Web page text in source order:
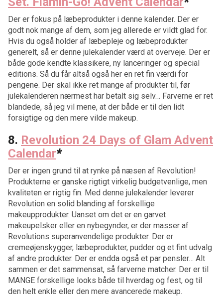
Der er fokus på læbeprodukter i denne kalender. Der er
godt nok mange af dem, som jeg allerede er vildt glad for.
Hvis du også holder af læbepleje og læbeprodukter
generelt, så er denne julekalender værd at overveje. Der er
både gode kendte klassikere, ny lanceringer og special
editions. Så du får altså også her en ret fin værdi for
pengene. Der skal ikke ret mange af produkter til, før
julekalenderen nærmest har betalt sig selv… Farverne er ret
blandede, så jeg vil mene, at der både er til den lidt
forsigtige og den mere vilde makeup.
8. Revolution 24 Days of Glam Advent
Calendar*
Der er ingen grund til at rynke på næsen af Revolution!
Produkterne er ganske rigtigt virkelig budgetvenlige, men
kvaliteten er rigtig fin. Med denne julekalender leverer
Revolution en solid blanding af forskellige
makeupprodukter. Uanset om det er en garvet
makeupelsker eller en nybegynder, er der masser af
Revolutions superanvendelige produkter. Der er
cremeøjenskygger, læbeprodukter, pudder og et fint udvalg
af andre produkter. Der er endda også et par pensler… Alt
sammen er det sammensat, så farverne matcher. Der er til
MANGE forskellige looks både til hverdag og fest, og til
den helt enkle eller den mere avancerede makeup.